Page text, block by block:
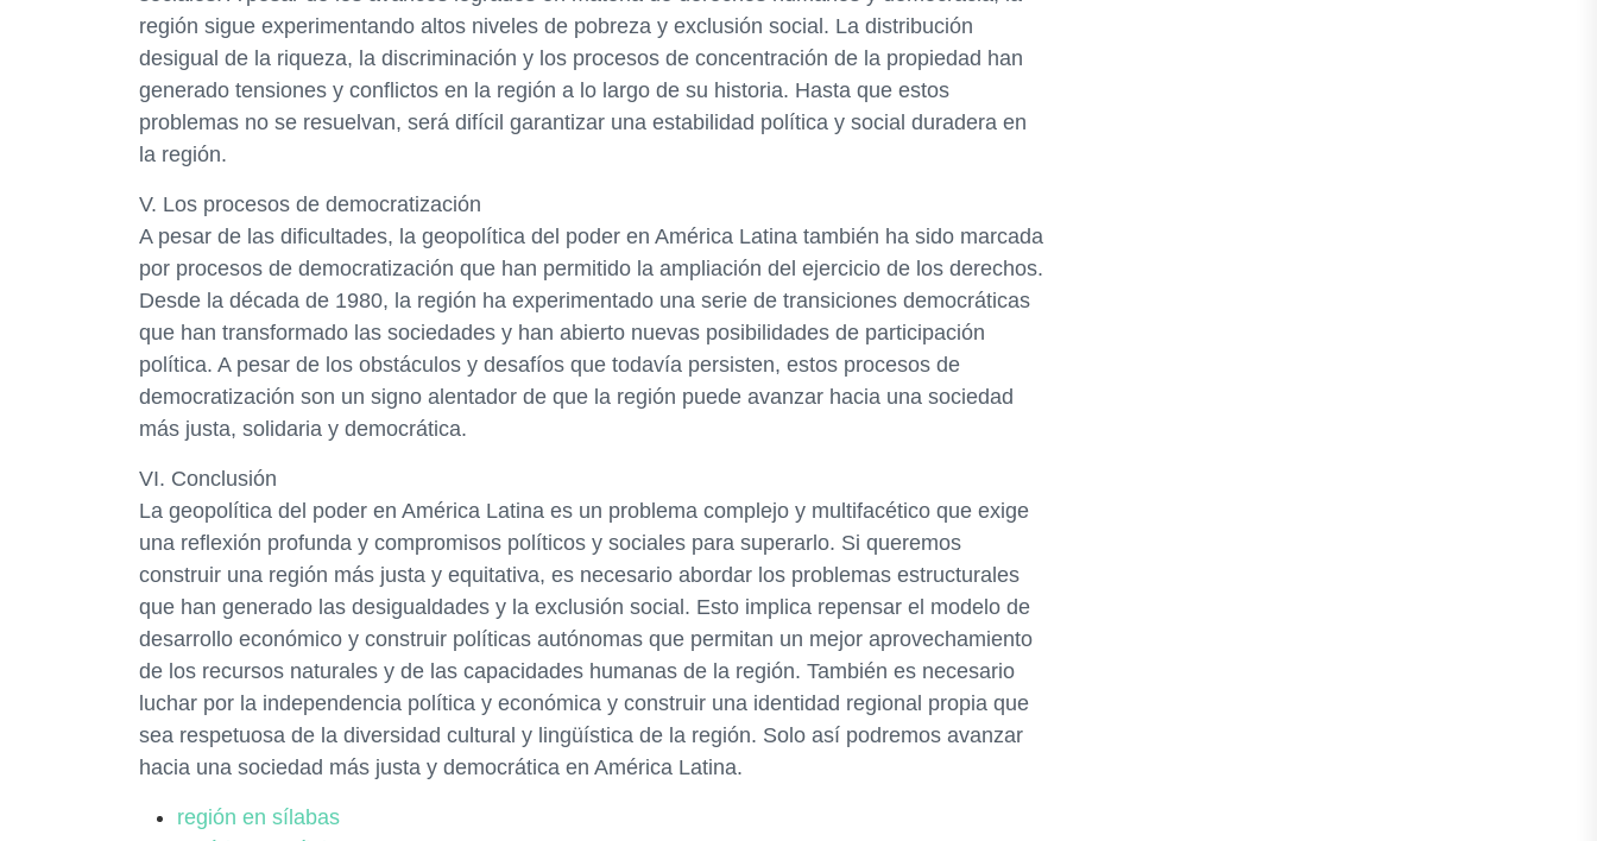
región sigue experimentando altos niveles de pobreza y exclusión social. La distribución
desigual de la riqueza, la discriminación y los procesos de concentración de la propiedad han
generado tensiones y conflictos en la región a lo largo de su historia. Hasta que estos
problemas no se resuelvan, será difícil garantizar una estabilidad política y social duradera en
la región.
V. Los procesos de democratización
A pesar de las dificultades, la geopolítica del poder en América Latina también ha sido marcada
por procesos de democratización que han permitido la ampliación del ejercicio de los derechos.
Desde la década de 1980, la región ha experimentado una serie de transiciones democráticas
que han transformado las sociedades y han abierto nuevas posibilidades de participación
política. A pesar de los obstáculos y desafíos que todavía persisten, estos procesos de
democratización son un signo alentador de que la región puede avanzar hacia una sociedad
más justa, solidaria y democrática.
VI. Conclusión
La geopolítica del poder en América Latina es un problema complejo y multifacético que exige
una reflexión profunda y compromisos políticos y sociales para superarlo. Si queremos
construir una región más justa y equitativa, es necesario abordar los problemas estructurales
que han generado las desigualdades y la exclusión social. Esto implica repensar el modelo de
desarrollo económico y construir políticas autónomas que permitan un mejor aprovechamiento
de los recursos naturales y de las capacidades humanas de la región. También es necesario
luchar por la independencia política y económica y construir una identidad regional propia que
sea respetuosa de la diversidad cultural y lingüística de la región. Solo así podremos avanzar
hacia una sociedad más justa y democrática en América Latina.
región en sílabas